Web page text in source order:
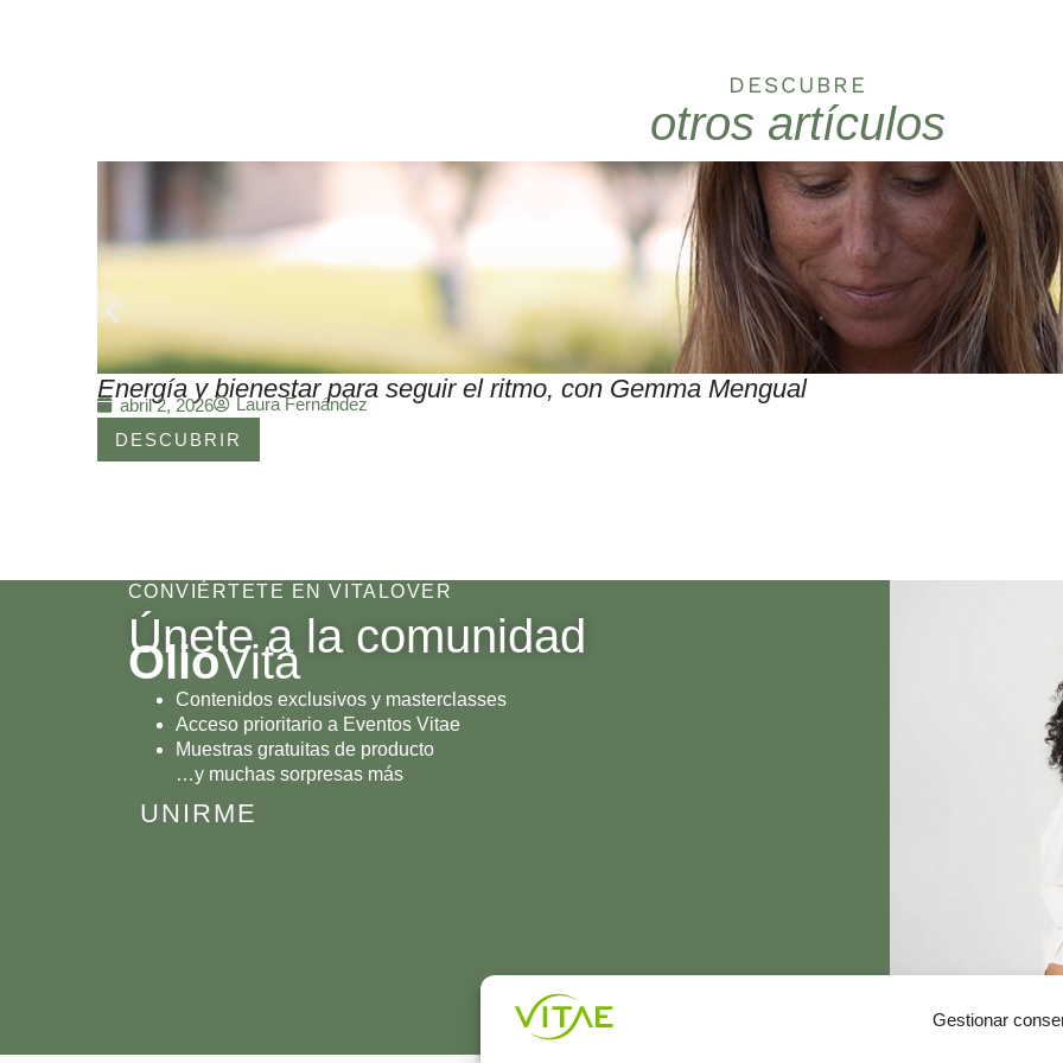
Gestionar
DESCUBRE
otros artículos
Energía y bienestar para seguir el ritmo, con Gemma Mengual
abril 2, 2026
Laura Fernández
DESCUBRIR
CONVIÉRTETE EN VITALOVER
Únete a la comunidad
OlioVita
Contenidos exclusivos y masterclasses
Acceso prioritario a Eventos Vitae
Muestras gratuitas de producto
…y muchas sorpresas más
UNIRME